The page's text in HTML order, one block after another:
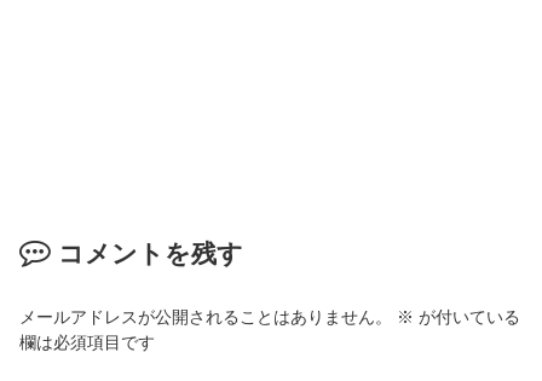
コメントを残す
メールアドレスが公開されることはありません。 ※ が付いている
欄は必須項目です